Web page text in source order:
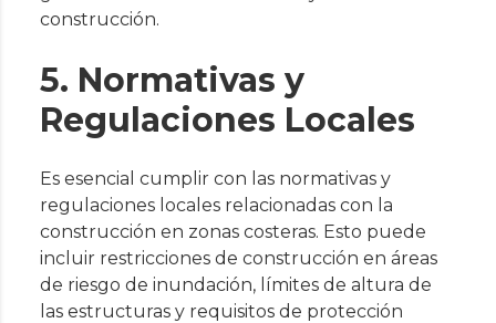
construcción.
5. Normativas y
Regulaciones Locales
Es esencial cumplir con las normativas y
regulaciones locales relacionadas con la
construcción en zonas costeras. Esto puede
incluir restricciones de construcción en áreas
de riesgo de inundación, límites de altura de
las estructuras y requisitos de protección